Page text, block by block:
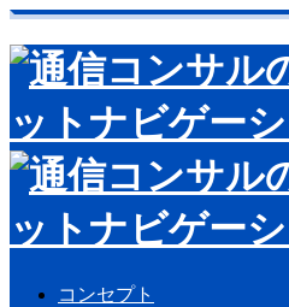
コンセプト